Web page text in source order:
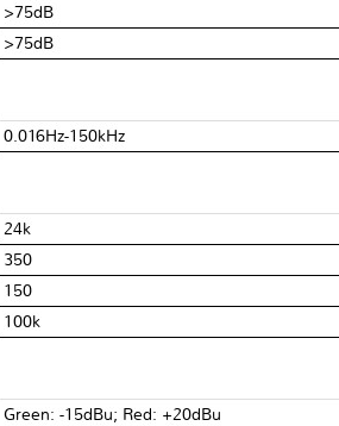
>75dB
>75dB
0.016Hz-150kHz
24kΩ
350Ω
150Ω
100kΩ
Green: -15dBu; Red: +20dBu